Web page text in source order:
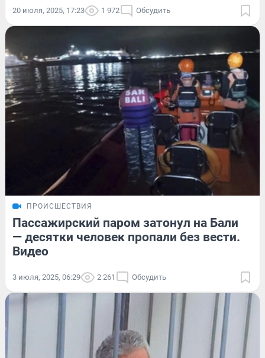
20 июля, 2025, 17:23 1 972 Обсудить
ПРОИСШЕСТВИЯ
Пассажирский паром затонул на Бали
— десятки человек пропали без вести.
Видео
3 июля, 2025, 06:29 2 261 Обсудить